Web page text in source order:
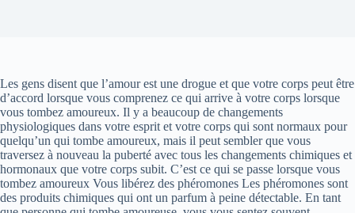
Les gens disent que l’amour est une drogue et que votre corps peut être
d’accord lorsque vous comprenez ce qui arrive à votre corps lorsque
vous tombez amoureux. Il y a beaucoup de changements
physiologiques dans votre esprit et votre corps qui sont normaux pour
quelqu’un qui tombe amoureux, mais il peut sembler que vous
traversez à nouveau la puberté avec tous les changements chimiques et
hormonaux que votre corps subit. C’est ce qui se passe lorsque vous
tombez amoureux Vous libérez des phéromones Les phéromones sont
des produits chimiques qui ont un parfum à peine détectable. En tant